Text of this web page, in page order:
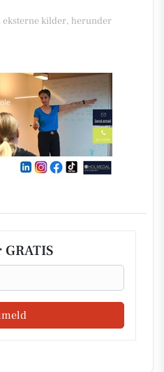
eksterne kilder, herunder